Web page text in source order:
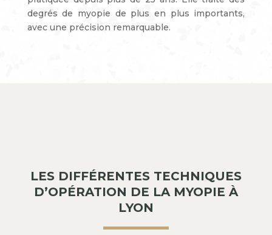
degrés de myopie de plus en plus importants,
avec une précision remarquable.
LES DIFFÉRENTES TECHNIQUES
D’OPÉRATION DE LA MYOPIE À
LYON